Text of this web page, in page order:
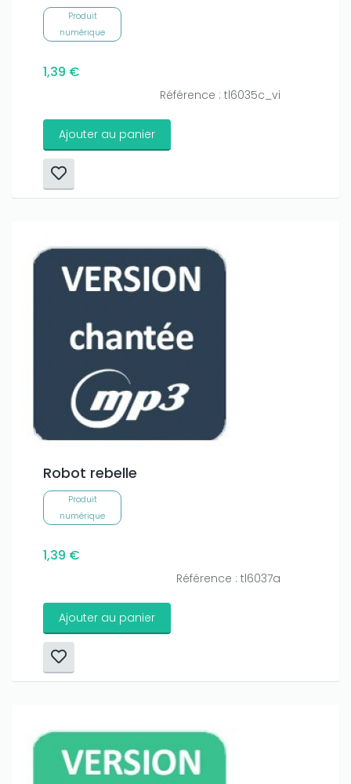
Produit
numérique
1,39 €
Référence : tl6035c_vi
Ajouter au panier
Robot rebelle
Produit
numérique
1,39 €
Référence : tl6037a
Ajouter au panier